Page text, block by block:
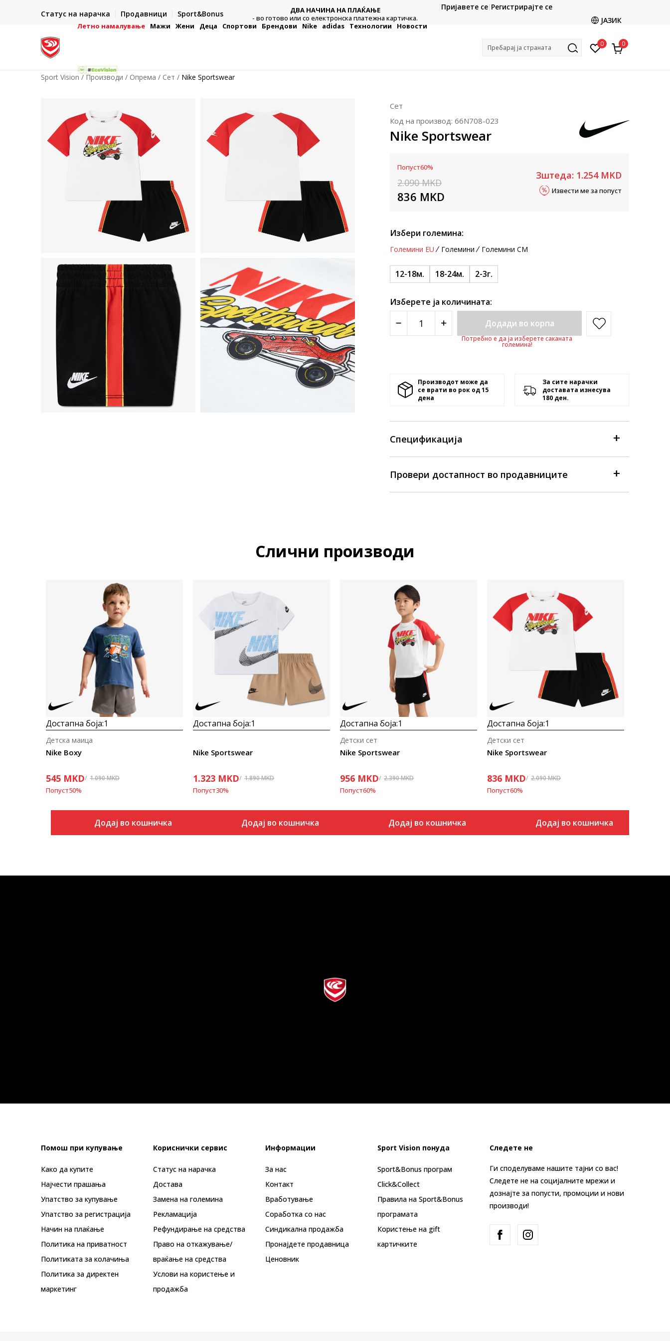
Статус на нарачка Продавници Sport&Bonus
- на сите нарачки во готово или со електронска платежна
ДВА НАЧИНА НА ПЛАЌАЊЕ
- во готово или со електронска платежна картичка.
CLICK & COLLECT
Платете со картичка online и подигнете во продавницата
Пријавете се Регистрирајте се
ЈАЗИК
Летно намалување Мажи Жени Деца Спортови Брендови Nike adidas Технологии Новости
Пребарај ја страната 0 0
Sport Vision Производи Опрема Сет Nike Sportswear
Сет
Код на производ: 66N708-023
Nike Sportswear
Попуст60%
2.090 MKD
836 MKD
Зштеда: 1.254 MKD
Извести ме за попуст
Избери големина:
Големини EU Големини Големини CM
12-18м. 18-24м. 2-3г.
Изберете ја количината:
Додади во корпа
Потребно е да ја изберете саканата
големина!
Производот може да
се врати во рок од 15
денa
За сите нарачки
доставата изнесува
180 ден.
Спецификација
Провери достапност во продавниците
Слични производи
Достапна боја:1
Nike Boxy
Детска маица
545 MKD 1.090MKD
Попуст50%
Додај во кошничка
Достапна боја:1
Nike Sportswear
1.323 MKD 1.890MKD
Попуст30%
Додај во кошничка
Достапна боја:1
Nike Sportswear
Детски сет
956 MKD 2.390MKD
Попуст60%
Додај во кошничка
Достапна боја:1
Nike Sportswear
Детски сет
836 MKD 2.090MKD
Попуст60%
Додај во кошничка
Помош при купување
Како да купите
Најчести прашања
Упатство за купување
Упатство за регистрација
Начин на плаќање
Политика на приватност
Политиката за колачиња
Политика за директен
маркетинг
Кориснички сервис
Статус на нарачка
Достава
Замена на големина
Рекламациja
Рефундирање на средства
Право на откажување/
враќање на средства
Услови на користење и
продажба
Информации
За нас
Контакт
Вработување
Соработка со нас
Синдикална продажба
Пронајдете продавница
Ценовник
Sport Vision понуда
Sport&Bonus програм
Click&Collect
Правила на Sport&Bonus
програмата
Користење на gift
картичките
Следете не
Ги споделуваме нашите тајни со вас!
Следете не на социјалните мрежи и
дознајте за попусти, промоции и нови
производи!